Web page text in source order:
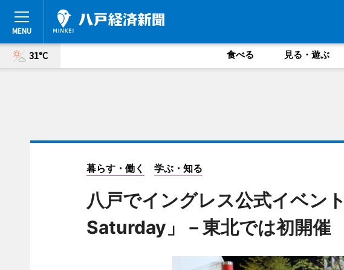
31°C 食べる 見る・遊ぶ
暮らす・働く 学ぶ・知る
八戸でイングレス公式イベン
Saturday」－東北では初開催